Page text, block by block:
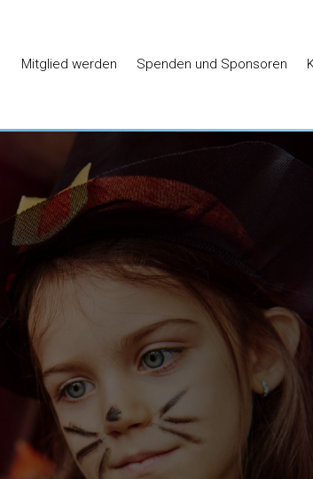
Mitglied werden Spenden und Sponsoren